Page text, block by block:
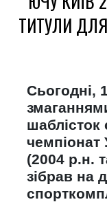
ТИТУЛИ
Сьогодні,
шаблісток
чемпіонат
(2004 р.н.
зібрав на